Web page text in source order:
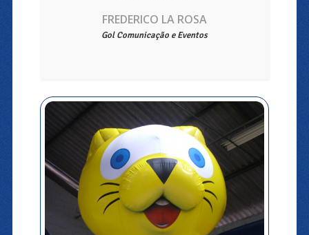
FREDERICO LA ROSA
Gol Comunicação e Eventos